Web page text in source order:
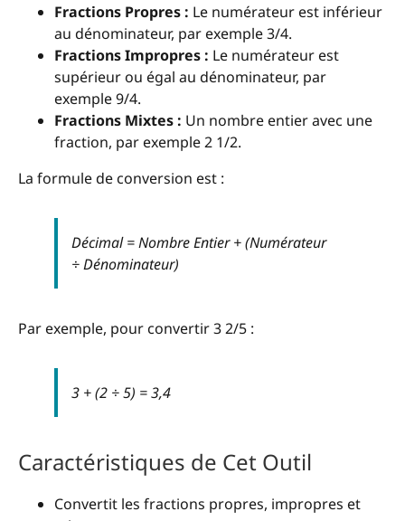
Fractions Propres : Le numérateur est inférieur
au dénominateur, par exemple 3/4.
Fractions Impropres : Le numérateur est
supérieur ou égal au dénominateur, par
exemple 9/4.
Fractions Mixtes : Un nombre entier avec une
fraction, par exemple 2 1/2.
La formule de conversion est :
Décimal = Nombre Entier + (Numérateur
÷ Dénominateur)
Par exemple, pour convertir 3 2/5 :
3 + (2 ÷ 5) = 3,4
Caractéristiques de Cet Outil
Convertit les fractions propres, impropres et